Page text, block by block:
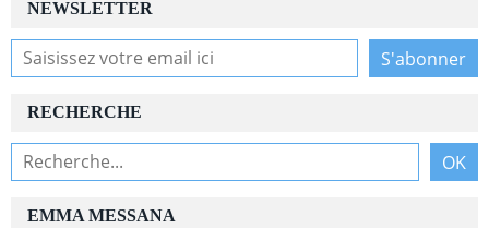
NEWSLETTER
RECHERCHE
EMMA MESSANA